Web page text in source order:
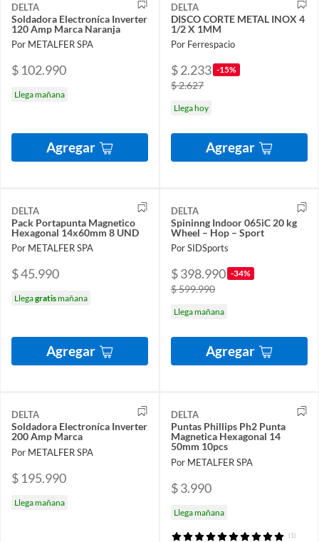
DELTA
Soldadora Electroníca Inverter
120 Amp Marca Naranja
Por METALFER SPA
$ 102.990
Llega mañana
Agregar
DELTA
DISCO CORTE METAL INOX 4
1/2 X 1MM
Por Ferrespacio
$ 2.233 -15%
$ 2.627
Llega hoy
Agregar
DELTA
Pack Portapunta Magnetico
Hexagonal 14x60mm 8 UND
Por METALFER SPA
$ 45.990
Llegagratismañana
Agregar
DELTA
Spininng Indoor 065iC 20 kg
Wheel – Hop – Sport
Por SIDSports
$ 398.990 -34%
$ 599.990
Llega mañana
Agregar
DELTA
Soldadora Electroníca Inverter
200 Amp Marca
Por METALFER SPA
$ 195.990
Llega mañana
DELTA
Puntas Phillips Ph2 Punta
Magnetica Hexagonal 14
50mm 10pcs
Por METALFER SPA
$ 3.990
Llega mañana
(1)